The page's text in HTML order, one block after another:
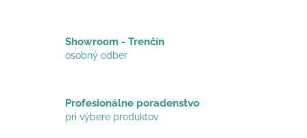
Showroom - Trenčín
osobný odber
Profesionálne poradenstvo
pri výbere produktov